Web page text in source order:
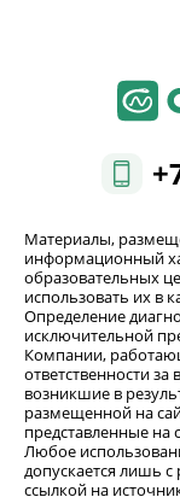
Материалы,
информационный
образовательных
использовать их в
Определение
исключительной
Компании,
ответственности
возникшие в
размещенной на
представленные на
Любое
допускается лишь
ссылкой на